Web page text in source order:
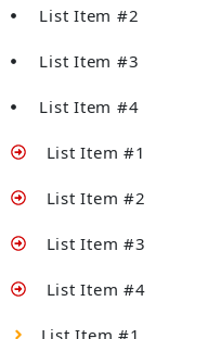
List Item #2
List Item #3
List Item #4
List Item #1
List Item #2
List Item #3
List Item #4